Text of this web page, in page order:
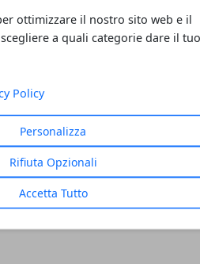
ottimizzare il nostro sito web e il
a quali categorie dare il
Policy
Personalizza
Rifiuta Opzionali
Accetta Tutto